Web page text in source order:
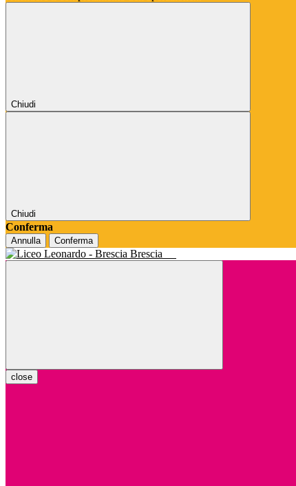
Chiudi
Chiudi
Conferma
Annulla Conferma
Brescia
close